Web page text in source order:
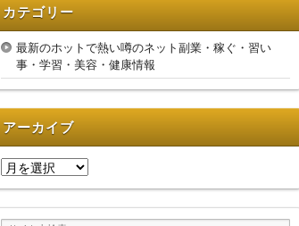
カテゴリー
最新のホットで熱い噂のネット副業・稼ぐ・習い
事・学習・美容・健康情報
アーカイブ
ア
イ